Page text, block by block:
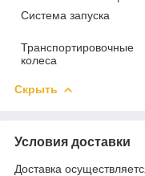
Система запуска
Транспортировочные
колеса
Скрыть
Условия доставки
Доставка